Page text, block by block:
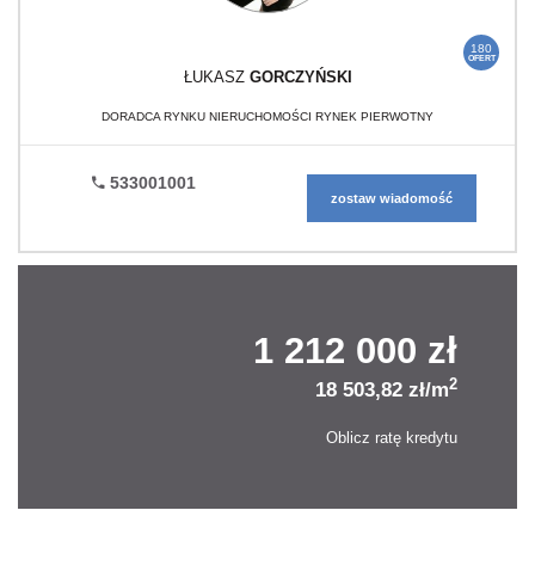
180
OFERT
ŁUKASZ GORCZYŃSKI
DORADCA RYNKU NIERUCHOMOŚCI RYNEK PIERWOTNY
533001001
zostaw wiadomość
1 212 000 zł
18 503,82 zł/m2
Oblicz ratę kredytu